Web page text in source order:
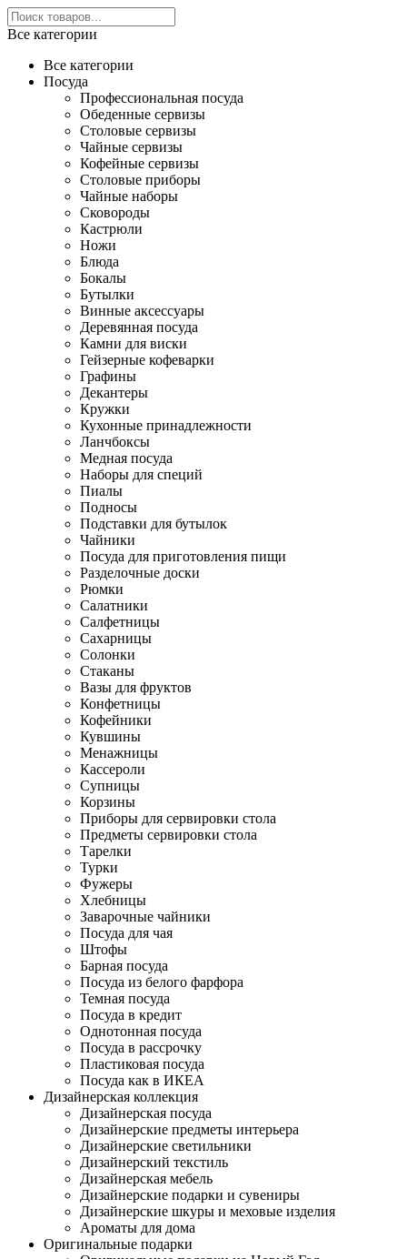
Все категории
Все категории
Посуда
Профессиональная посуда
Обеденные сервизы
Столовые сервизы
Чайные сервизы
Кофейные сервизы
Столовые приборы
Чайные наборы
Сковороды
Кастрюли
Ножи
Блюда
Бокалы
Бутылки
Винные аксессуары
Деревянная посуда
Камни для виски
Гейзерные кофеварки
Графины
Декантеры
Кружки
Кухонные принадлежности
Ланчбоксы
Медная посуда
Наборы для специй
Пиалы
Подносы
Подставки для бутылок
Чайники
Посуда для приготовления пищи
Разделочные доски
Рюмки
Салатники
Салфетницы
Сахарницы
Солонки
Стаканы
Вазы для фруктов
Конфетницы
Кофейники
Кувшины
Менажницы
Кассероли
Супницы
Корзины
Приборы для сервировки стола
Предметы сервировки стола
Тарелки
Турки
Фужеры
Хлебницы
Заварочные чайники
Посуда для чая
Штофы
Барная посуда
Посуда из белого фарфора
Темная посуда
Посуда в кредит
Однотонная посуда
Посуда в рассрочку
Пластиковая посуда
Посуда как в ИКЕА
Дизайнерская коллекция
Дизайнерская посуда
Дизайнерские предметы интерьера
Дизайнерские светильники
Дизайнерский текстиль
Дизайнерская мебель
Дизайнерские подарки и сувениры
Дизайнерские шкуры и меховые изделия
Ароматы для дома
Оригинальные подарки